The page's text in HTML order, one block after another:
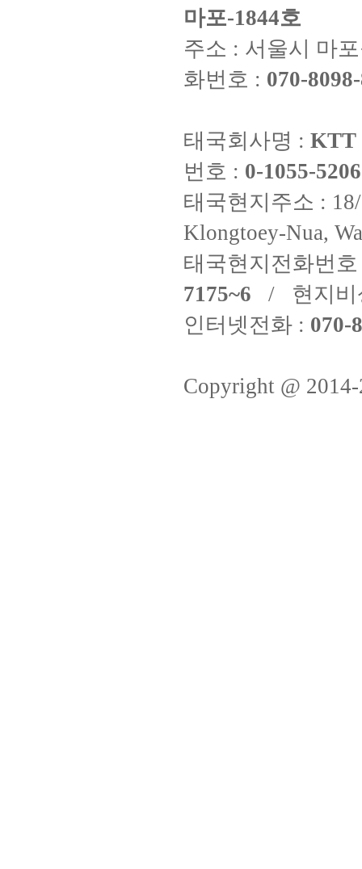
마포-1844호
주소 : 서울시 마
화번호 : 070-
태국회사명 : KTT
번호 : 0-1055-
태국현지주소 :
Klongtoey-Nua,
태국현지전화번
7175~6 / 현지비
인터넷전화 : 070-
Copyright @